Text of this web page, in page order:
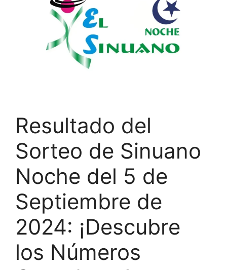
Resultado del
Sorteo de Sinuano
Noche del 5 de
Septiembre de
2024: ¡Descubre
los Números